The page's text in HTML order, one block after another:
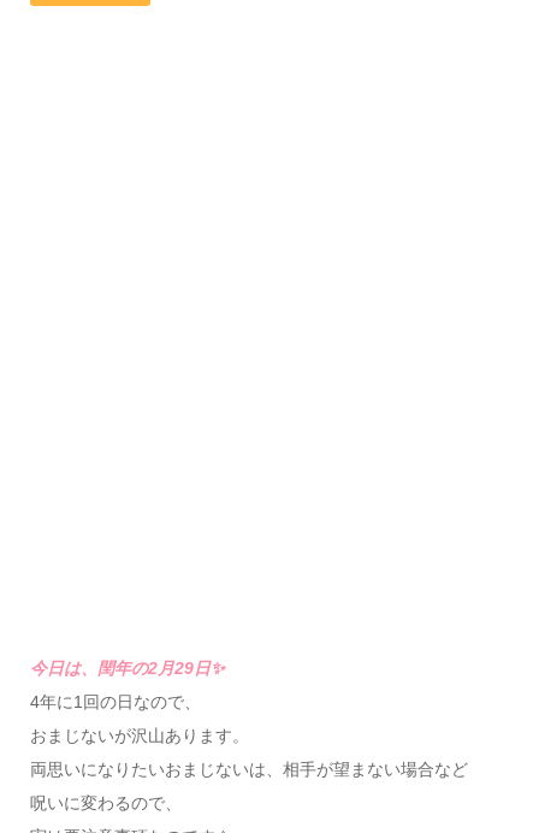
今日は、閏年の2月29日✨
4年に1回の日なので、
おまじないが沢山あります。
両思いになりたいおまじないは、相手が望まない場合など
呪いに変わるので、